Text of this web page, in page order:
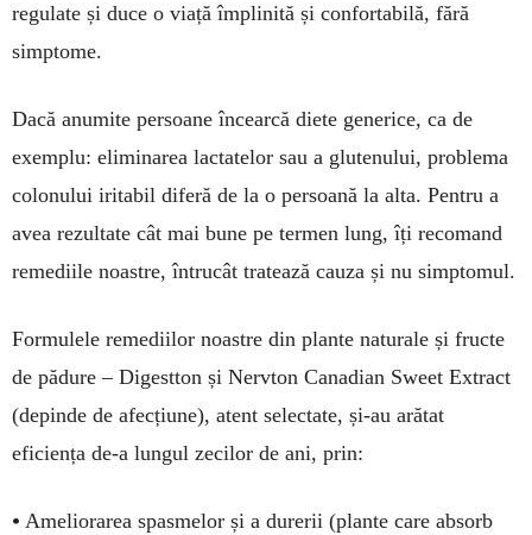
regulate și duce o viață împlinită și confortabilă, fără
simptome.
Dacă anumite persoane încearcă diete generice, ca de
exemplu: eliminarea lactatelor sau a glutenului, problema
colonului iritabil diferă de la o persoană la alta. Pentru a
avea rezultate cât mai bune pe termen lung, îți recomand
remediile noastre, întrucât tratează cauza și nu simptomul.
Formulele remediilor noastre din plante naturale și fructe
de pădure – Digestton și Nervton Canadian Sweet Extract
(depinde de afecțiune), atent selectate, și-au arătat
eficiența de-a lungul zecilor de ani, prin:
• Ameliorarea spasmelor și a durerii (plante care absorb